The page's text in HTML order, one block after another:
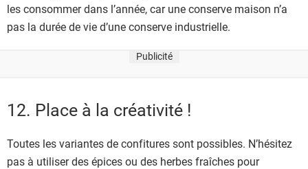
les consommer dans l’année, car une conserve maison n’a
pas la durée de vie d’une conserve industrielle.
Publicité
12. Place à la créativité !
Toutes les variantes de confitures sont possibles. N’hésitez
pas à utiliser des épices ou des herbes fraîches pour